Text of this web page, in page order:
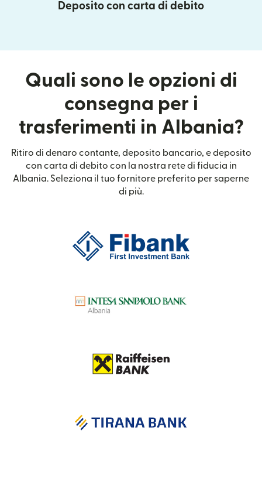
Deposito con carta di debito
Quali sono le opzioni di
consegna per i
trasferimenti in Albania?
Ritiro di denaro contante, deposito bancario, e deposito
con carta di debito con la nostra rete di fiducia in
Albania. Seleziona il tuo fornitore preferito per saperne
di più.